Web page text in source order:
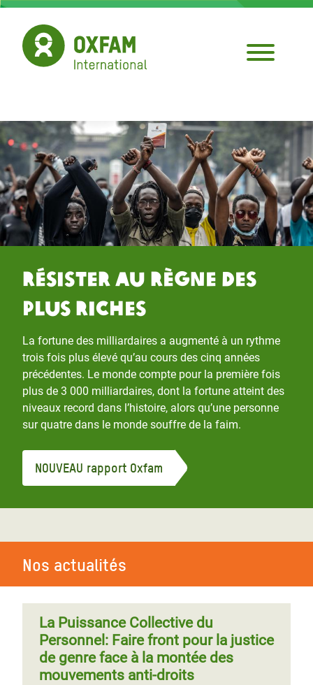
Aller
contenu
principal
Résister au Règne des
Plus Riches
La fortune des milliardaires a augmenté à un rythme
trois fois plus élevé qu’au cours des cinq années
précédentes. Le monde compte pour la première fois
plus de 3 000 milliardaires, dont la fortune atteint des
niveaux record dans l’histoire, alors qu’une personne
sur quatre dans le monde souffre de la faim.
NOUVEAU rapport Oxfam
Nos actualités
La Puissance Collective du
Personnel: Faire front pour la justice
de genre face à la montée des
mouvements anti-droits